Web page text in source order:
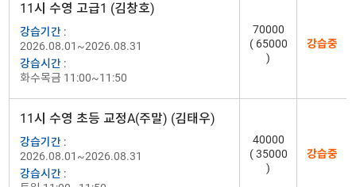
11시 수영 고급1 (김창호)
강습기간 :
2026.08.01~2026.08.31
강습시간 :
화수목금 11:00~11:50
70000
( 65000
)
강습중
11시 수영 초등 교정A(주말) (김태우)
강습기간 :
2026.08.01~2026.08.31
강습시간 :
40000
( 35000
)
강습중